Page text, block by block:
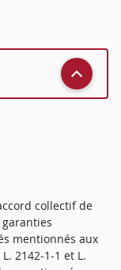
collectif de
mentionnés aux
2142-1-1 et L.